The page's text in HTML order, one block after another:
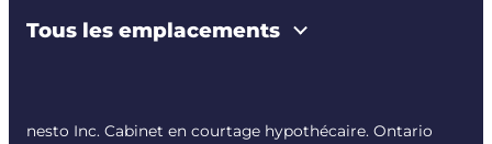
Tous les emplacements
nesto Inc. Cabinet en courtage hypothécaire. Ontario